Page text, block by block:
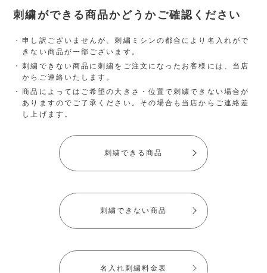
刺繍ができる商品かどうかご確認ください
申し訳ございませんが、刺繍ミシンの都合により名入れがで
きない商品が一部ございます。
刺繍できない商品に刺繍をご注文になったお客様には、当店
からご連絡いたします。
商品によってはご希望の大きさ・位置で刺繍できない場合が
ありますのでご了承ください。その場合も当店からご連絡差
し上げます。
刺繍できる商品
刺繍できない商品
名入れ刺繍料金表